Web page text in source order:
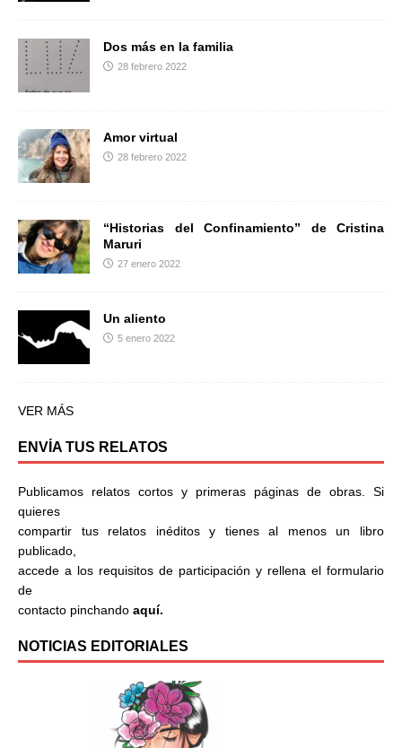
Dos más en la familia
28 febrero 2022
Amor virtual
28 febrero 2022
“Historias del Confinamiento” de Cristina
Maruri
27 enero 2022
Un aliento
5 enero 2022
VER MÁS
ENVÍA TUS RELATOS
Publicamos relatos cortos y primeras páginas de obras. Si
quieres
compartir tus relatos inéditos y tienes al menos un libro
publicado,
accede a los requisitos de participación y rellena el formulario
de
contacto pinchando aquí.
NOTICIAS EDITORIALES